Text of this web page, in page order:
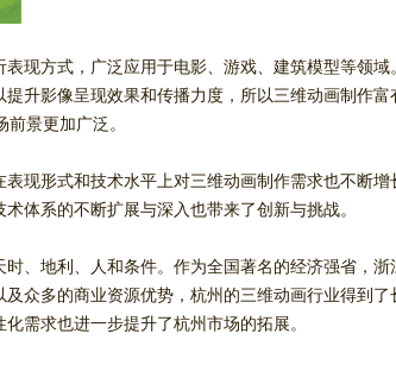
现方式，广泛应用于电影、游戏、建筑模型等领域
升影像呈现效果和传播力度，所以三维动画制作富
景更加广泛。
现形式和技术水平上对三维动画制作需求也不断增
体系的不断扩展与深入也带来了创新与挑战。
、地利、人和条件。作为全国著名的经济强省，浙
众多的商业资源优势，杭州的三维动画行业得到了
需求也进一步提升了杭州市场的拓展。